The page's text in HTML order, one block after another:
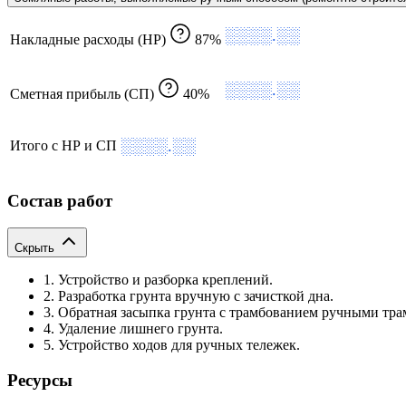
Накладные расходы (НР) 87% ░░░░.░░
Сметная прибыль (СП) 40% ░░░░.░░
Итого с НР и СП ░░░░.░░
Состав работ
Скрыть
1. Устройство и разборка креплений.
2. Разработка грунта вручную с зачисткой дна.
3. Обратная засыпка грунта с трамбованием ручными
4. Удаление лишнего грунта.
5. Устройство ходов для ручных тележек.
Ресурсы